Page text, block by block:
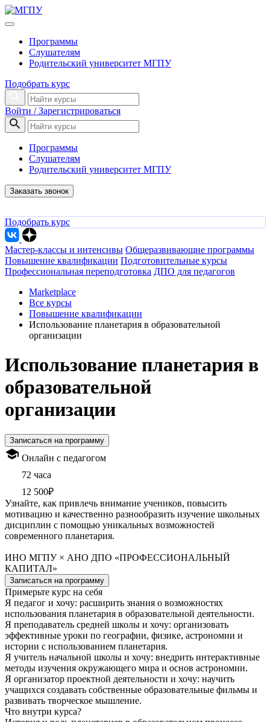
Программы
Слушателям
Родительский университет МГПУ
Подобрать курс
Войти / Зарегистрироваться
Программы
Слушателям
Родительский университет МГПУ
Заказать звонок
Подобрать курс
Мастер-классы и интенсивы Общеразвивающие программы
Повышение квалификации Подготовительные курсы
Профессиональная переподготовка ДПО для педагогов
Marketplace
Все курсы
Повышение квалификации
Использование планетария в образовательной
организации
Использование планетария в
образовательной
организации
Записаться на программу
Онлайн с педагогом
72 часа
12 500₽
Узнайте, как привлечь внимание учеников, повысить
мотивацию и качественно разнообразить изучение школьных
дисциплин с помощью уникальных возможностей
современного планетария.
ИНО МГПУ × АНО ДПО «ПРОФЕССИОНАЛЬНЫЙ
КАПИТАЛ»
Записаться на программу
Примерьте курс на себя
Я педагог и хочу: расширить знания о возможностях
использования планетария в образовательной деятельности.
Я преподаватель средней школы и хочу: организовать
эффективные уроки по географии, физике, астрономии и
истории с использованием планетария.
Я учитель начальной школы и хочу: внедрить интерактивные
методы изучения окружающего мира и основ астрономии.
Я организатор проектной деятельности и хочу: научить
учащихся создавать собственные образовательные фильмы и
развивать творческое мышление.
Что внутри курса?